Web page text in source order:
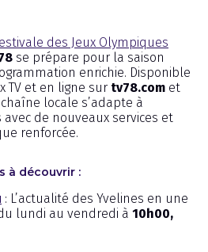
des Jeux Olympiques
se prépare pour la saison
enrichie. Disponible
TV et en ligne sur tv78.com et
locale s’adapte à
de nouveaux services et
renforcée.
à découvrir :
: L’actualité des Yvelines en une
lundi au vendredi à 10h00,